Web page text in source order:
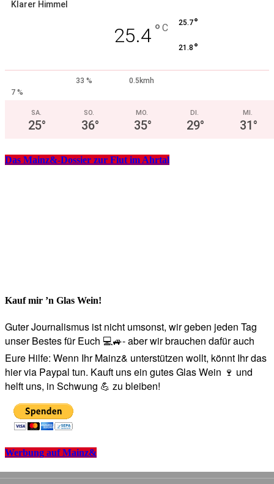
Klarer Himmel
25.4 ° C 25.7°
21.8 °
33 %
0.5kmh
7 %
SA.
25°
SO.
36°
MO.
35°
DI.
29°
MI.
31°
Das Mainz&-Dossier zur Flut im Ahrtal
Kauf mir ’n Glas Wein!
Guter Journalismus ist nicht umsonst, wir geben jeden Tag
unser Bestes für Euch 💻🚙- aber wir brauchen dafür auch
Eure Hilfe: Wenn Ihr Mainz& unterstützen wollt, könnt Ihr das
hier via Paypal tun. Kauft uns ein gutes Glas Wein 🍷 und
helft uns, in Schwung 💪 zu bleiben!
Werbung auf Mainz&